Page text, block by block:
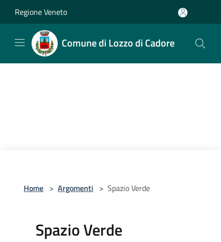
Regione Veneto
Comune di Lozzo di Cadore
Home > Argomenti > Spazio Verde
Spazio Verde